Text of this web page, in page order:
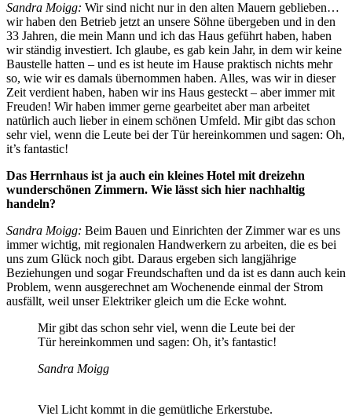
Sandra Moigg: Wir sind nicht nur in den alten Mauern geblieben…
wir haben den Betrieb jetzt an unsere Söhne übergeben und in den
33 Jahren, die mein Mann und ich das Haus geführt haben, haben
wir ständig investiert. Ich glaube, es gab kein Jahr, in dem wir keine
Baustelle hatten – und es ist heute im Hause praktisch nichts mehr
so, wie wir es damals übernommen haben. Alles, was wir in dieser
Zeit verdient haben, haben wir ins Haus gesteckt – aber immer mit
Freuden! Wir haben immer gerne gearbeitet aber man arbeitet
natürlich auch lieber in einem schönen Umfeld. Mir gibt das schon
sehr viel, wenn die Leute bei der Tür hereinkommen und sagen: Oh,
it’s fantastic!
Das Herrnhaus ist ja auch ein kleines Hotel mit dreizehn
wunderschönen Zimmern. Wie lässt sich hier nachhaltig
handeln?
Sandra Moigg: Beim Bauen und Einrichten der Zimmer war es uns
immer wichtig, mit regionalen Handwerkern zu arbeiten, die es bei
uns zum Glück noch gibt. Daraus ergeben sich langjährige
Beziehungen und sogar Freundschaften und da ist es dann auch kein
Problem, wenn ausgerechnet am Wochenende einmal der Strom
ausfällt, weil unser Elektriker gleich um die Ecke wohnt.
Mir gibt das schon sehr viel, wenn die Leute bei der
Tür hereinkommen und sagen: Oh, it’s fantastic!
Sandra Moigg
Viel Licht kommt in die gemütliche Erkerstube.